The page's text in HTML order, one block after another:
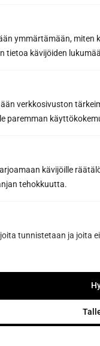
ymmärtämään, miten
tietoa kävijöiden
verkkosivuston
paremman
kävijöille
tehokkuutta.
tunnistetaan ja joita
Kuormaajantie
Avhämtning av
eller enligt